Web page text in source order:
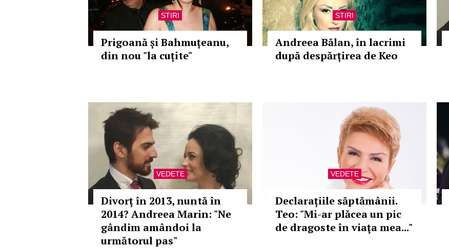
STIRI
Prigoană și Bahmuțeanu,
din nou "la cuțite"
STIRI
Andreea Bălan, în lacrimi
după despărțirea de Keo
VEDETE
Divorț în 2013, nuntă în
2014? Andreea Marin: "Ne
gândim amândoi la
următorul pas"
VEDETE
Declarațiile săptămânii.
Teo: "Mi-ar plăcea un pic
de dragoste în viaţa mea..."